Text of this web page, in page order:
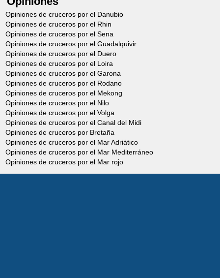
Opiniones de cruceros por el Danubio
Opiniones de cruceros por el Rhin
Opiniones de cruceros por el Sena
Opiniones de cruceros por el Guadalquivir
Opiniones de cruceros por el Duero
Opiniones de cruceros por el Loira
Opiniones de cruceros por el Garona
Opiniones de cruceros por el Rodano
Opiniones de cruceros por el Mekong
Opiniones de cruceros por el Nilo
Opiniones de cruceros por el Volga
Opiniones de cruceros por el Canal del Midi
Opiniones de cruceros por Bretaña
Opiniones de cruceros por el Mar Adriático
Opiniones de cruceros por el Mar Mediterráneo
Opiniones de cruceros por el Mar rojo